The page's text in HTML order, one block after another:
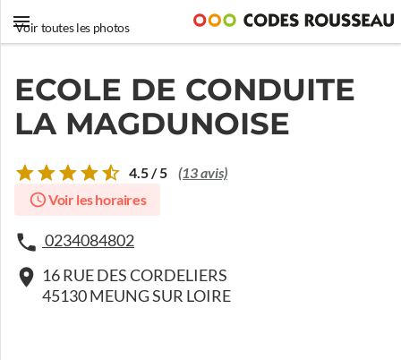
Voir toutes les photos
ECOLE DE CONDUITE
LA MAGDUNOISE
4.5 / 5 (13 avis)
Voir les horaires
0234084802
16 RUE DES CORDELIERS
45130 MEUNG SUR LOIRE